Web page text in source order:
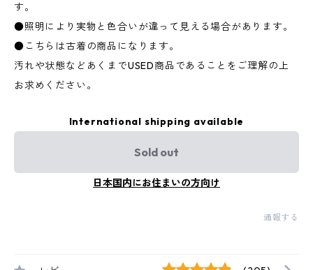
す。
●照明により実物と色合いが違って見える場合があります。
●こちらは古着の商品になります。
汚れや状態などあくまでUSED商品であることをご理解の上
お求めください。
International shipping available
Sold out
日本国内にお住まいの方向け
通報する